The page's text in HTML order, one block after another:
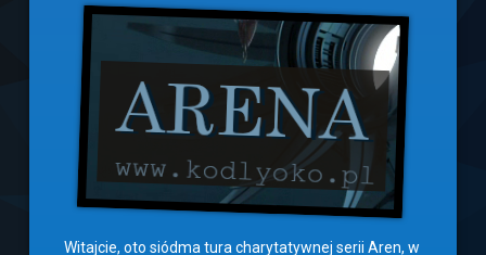
Witajcie, oto siódma tura charytatywnej serii Aren, w